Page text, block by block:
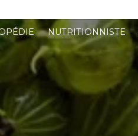
NUTRITIONNISTE